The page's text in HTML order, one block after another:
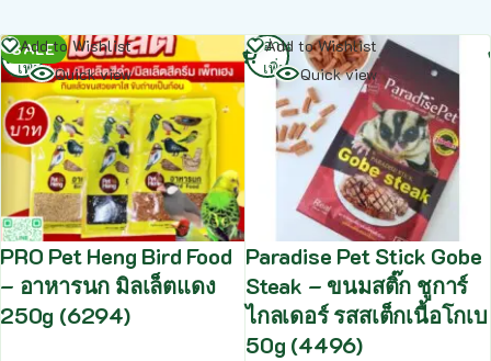
SALE
Add to Wishlist
Quick view
PRO Pet Heng Bird Food
– อาหารนก มิลเล็ตแดง
250g (6294)
อ่าน
เพิ่ม
Add to Wishlist
Quick view
Paradise Pet Stick Gobe
Steak – ขนมสติ๊ก ชูการ์
ไกลเดอร์ รสสเต็กเนื้อโกเบ
50g (4496)
อ่าน
เพิ่ม